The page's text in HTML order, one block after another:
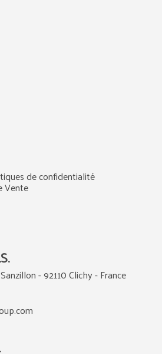
de confidentialité
Vente
- 92110 Clichy - France